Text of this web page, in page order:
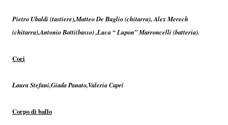
Pietro Ubaldi (tastiere),Matteo De Buglio (chitarra), Alex Merech
(chitarra),Antonio Botti(basso) ,Luca “ Lupon” Marroncelli (batteria).
Cori
Laura Stefani,Giada Panato,Valeria Caprì
Corpo di ballo